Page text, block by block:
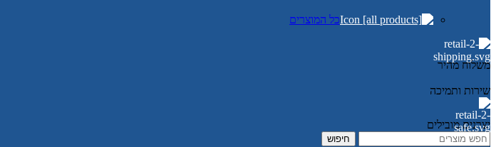
כל המוצרים
משלוח מהיר
שירות ותמיכה
יצרנים מובילים
חיפוש